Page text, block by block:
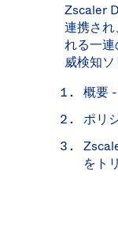
Zscaler
連携さ
れる一
威検知ソ
概要
ポリ
をト